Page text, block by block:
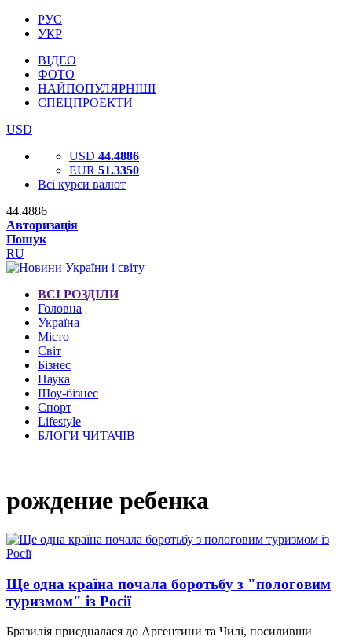
РУС
УКР
ВІДЕО
ФОТО
НАЙПОПУЛЯРНІШІ
СПЕЦПРОЕКТИ
USD
USD 44.4886
EUR 51.3350
Всі курси валют
44.4886
Авторизація
Пошук
RU
ВСІ РОЗДІЛИ
Головна
Україна
Місто
Світ
Бізнес
Наука
Шоу-бізнес
Спорт
Lifestyle
БЛОГИ ЧИТАЧІВ
рождение ребенка
Ще одна країна почала боротьбу з "пологовим
туризмом" із Росії
Бразилія приєдналася до Аргентини та Чилі, посиливши